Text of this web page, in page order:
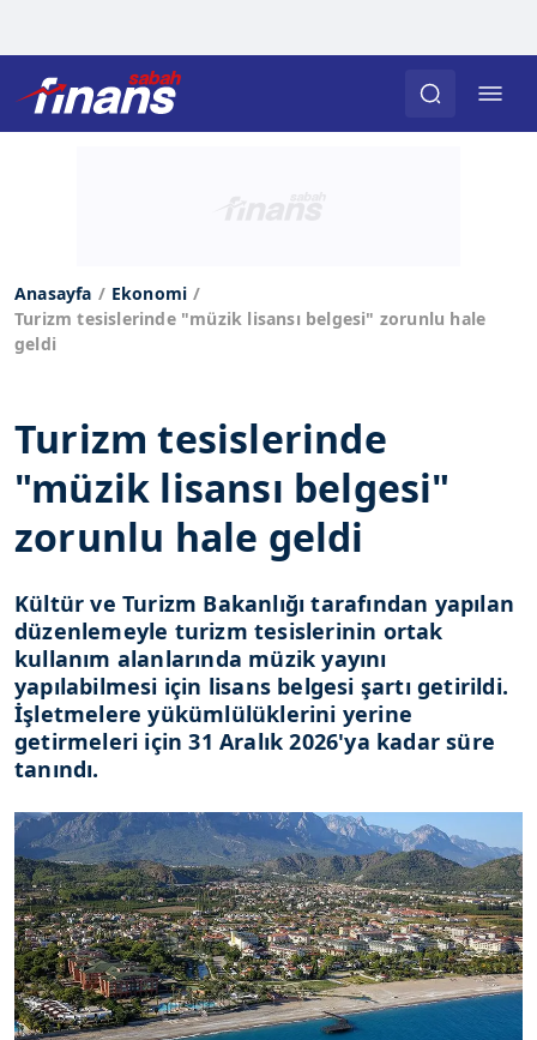
Anasayfa
Ekonomi
Turizm tesislerinde "müzik lisansı belgesi" zorunlu hale
geldi
Turizm tesislerinde
"müzik lisansı belgesi"
zorunlu hale geldi
Kültür ve Turizm Bakanlığı tarafından yapılan
düzenlemeyle turizm tesislerinin ortak
kullanım alanlarında müzik yayını
yapılabilmesi için lisans belgesi şartı getirildi.
İşletmelere yükümlülüklerini yerine
getirmeleri için 31 Aralık 2026'ya kadar süre
tanındı.